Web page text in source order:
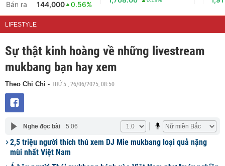
Bán ra
144,000 0.56%
LIFESTYLE
Sự thật kinh hoàng về những livestream
mukbang bạn hay xem
Theo Chi Chi - THỨ 5 , 26/06/2025, 08:50
Nghe đọc bài 5:06
2,5 triệu người thích thú xem DJ Mie mukbang loại quả nặng
mùi nhất Việt Nam